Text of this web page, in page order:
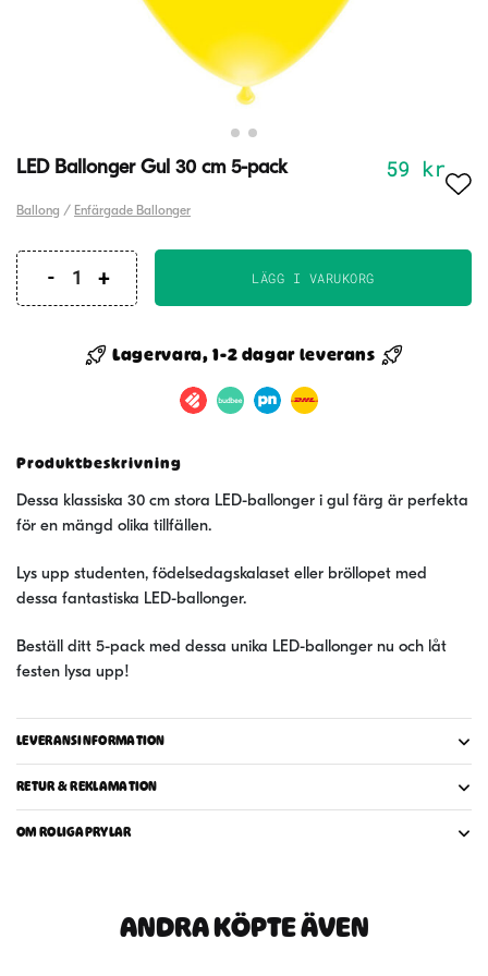
LED Ballonger Gul 30 cm 5-pack 59 kr
Ballong / Enfärgade Ballonger
LED
Gul
30
mängd
LÄGG I VARUKORG
Lagervara, 1-2 dagar leverans
Produktbeskrivning
Dessa klassiska 30 cm stora LED-ballonger i gul färg är perfekta
för en mängd olika tillfällen.
Lys upp studenten, födelsedagskalaset eller bröllopet med
dessa fantastiska LED-ballonger.
Beställ ditt 5-pack med dessa unika LED-ballonger nu och låt
festen lysa upp!
LEVERANSINFORMATION
RETUR & REKLAMATION
OM ROLIGAPRYLAR
ANDRA KÖPTE ÄVEN